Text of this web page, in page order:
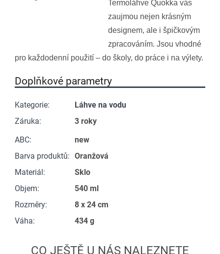
Termoláhve Quokka vás
zaujmou nejen krásným
designem, ale i špičkovým
zpracováním. Jsou vhodné
pro každodenní použití – do školy, do práce i na výlety.
Doplňkové parametry
Kategorie:
Láhve na vodu
Záruka:
3 roky
ABC:
new
Barva produktů: Oranžová
Materiál :
Sklo
Objem:
540 ml
Rozměry:
8 x 24 cm
Váha: 434 g